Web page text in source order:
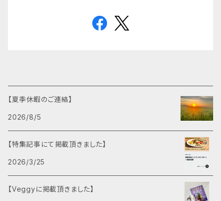
【夏季休暇のご連絡】
2026/8/5
【特集記事にて掲載頂きました】
2026/3/25
【Veggyに掲載頂きました】